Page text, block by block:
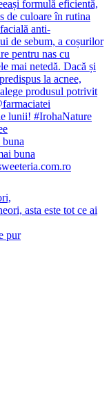
pur